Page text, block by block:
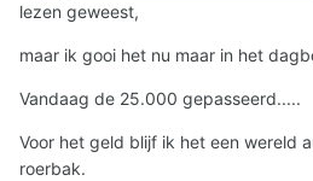
lezen geweest,
maar ik gooi het nu maar in het
Vandaag de 25.000 gepasseerd.....
Voor het geld blijf ik het een wereld
roerbak.